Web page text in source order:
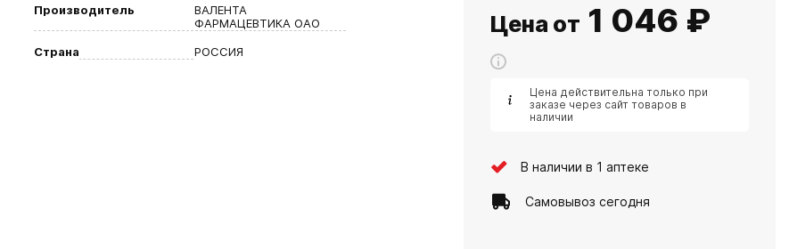
Производитель
ВАЛЕНТА
ФАРМАЦЕВТИКА ОАО
Страна
РОССИЯ
Цена от 1 046 ₽
Цена действительна только при
заказе через сайт товаров в
наличии
В наличии в 1 аптеке
Самовывоз сегодня